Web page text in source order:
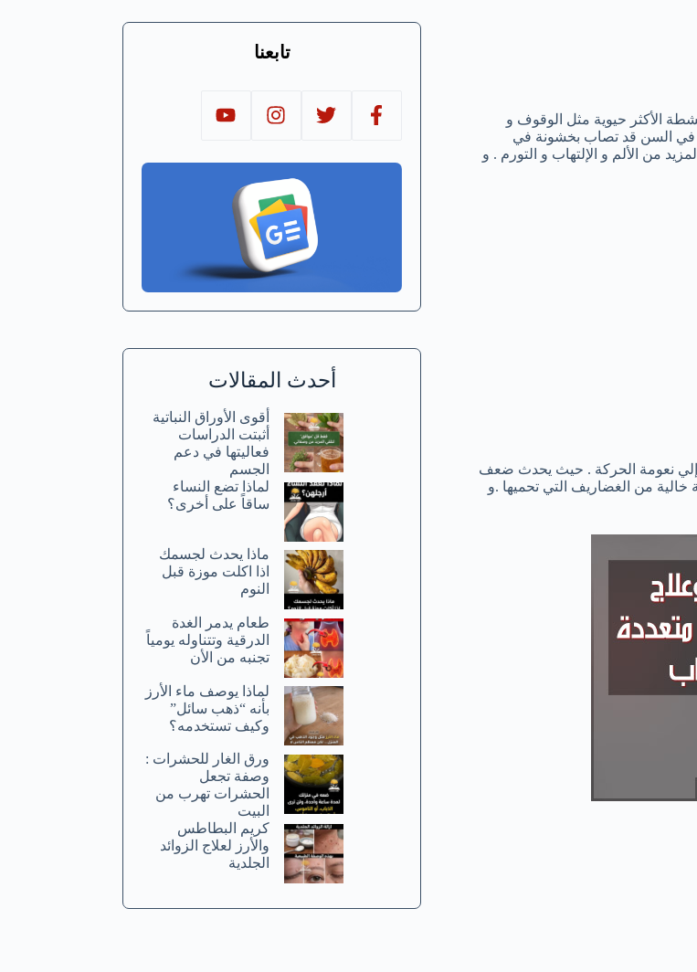
الأكثر حيوية مثل الوقوف و
في السن قد تصاب بخشونة في
من الألم و الإلتهاب و التورم . و
إلي نعومة الحركة . حيث يحدث ضعف
من الغضاريف التي تحميها .و
تابعنا
أحدث المقالات
أقوى الأوراق النباتية
أثبتت الدراسات
فعاليتها في دعم
الجسم
لماذا تضع النساء
ساقاً على أخرى؟
ماذا يحدث لجسمك
اذا اكلت موزة قبل
النوم
طعام يدمر الغدة
الدرقية وتتناوله يومياً
تجنبه من الأن
لماذا يوصف ماء الأرز
بأنه “ذهب سائل”
وكيف تستخدمه؟
ورق الغار للحشرات :
وصفة تجعل
الحشرات تهرب من
البيت
كريم البطاطس
والأرز لعلاج الزوائد
الجلدية